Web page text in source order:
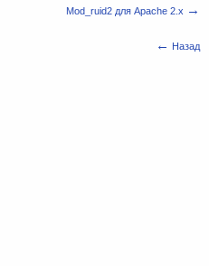
Mod_ruid2 для Apache 2.x →
← Назад